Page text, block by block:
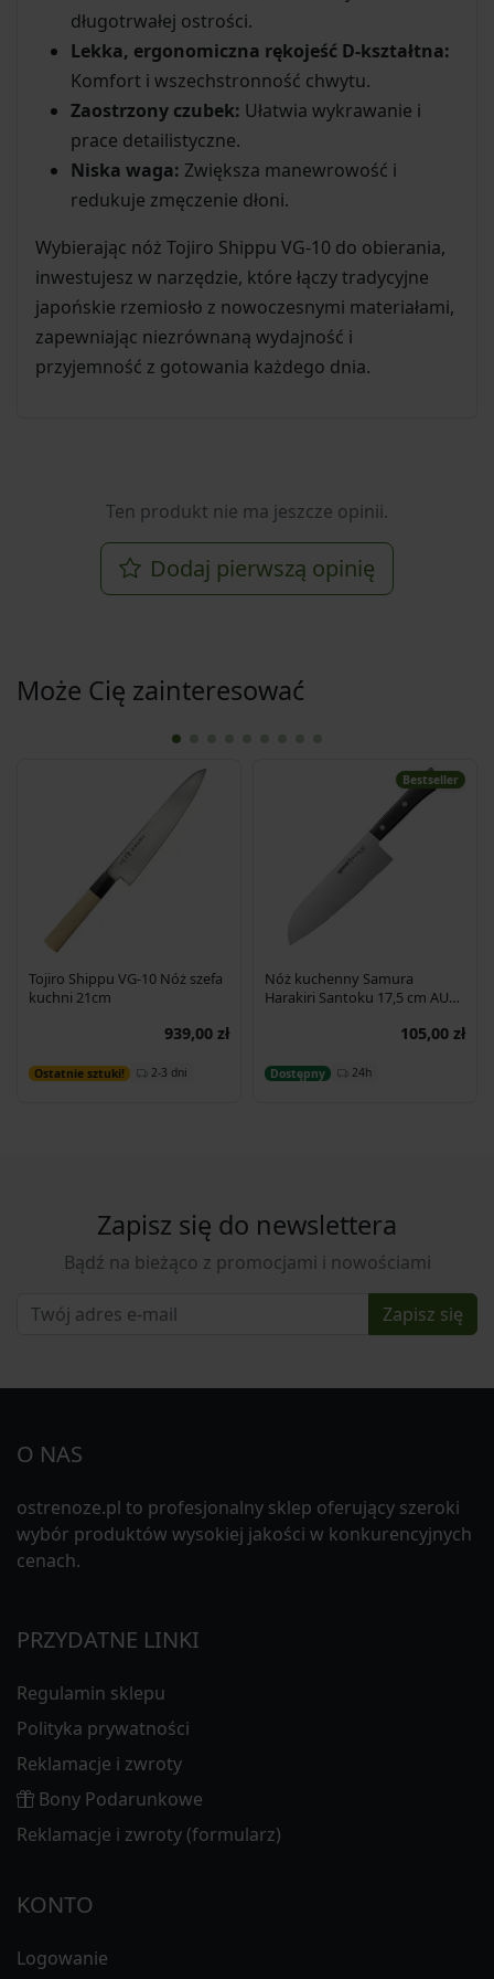
długotrwałej ostrości.
Lekka, ergonomiczna rękojeść D-kształtna:
Komfort i wszechstronność chwytu.
Zaostrzony czubek: Ułatwia wykrawanie i
prace detailistyczne.
Niska waga: Zwiększa manewrowość i
redukuje zmęczenie dłoni.
Wybierając nóż Tojiro Shippu VG-10 do obierania,
inwestujesz w narzędzie, które łączy tradycyjne
japońskie rzemiosło z nowoczesnymi materiałami,
zapewniając niezrównaną wydajność i
przyjemność z gotowania każdego dnia.
Ten produkt nie ma jeszcze opinii.
Dodaj pierwszą opinię
Może Cię zainteresować
Tojiro Shippu VG-10 Nóż szefa
kuchni 21cm
939,00 zł
Ostatnie sztuki! 2-3 dni
Dodaj do koszyka
Bestseller
Nóż kuchenny Samura
Harakiri Santoku 17,5 cm AUS-
105,00 zł
Dostępny 24h
Dodaj do koszyka
Zapisz się do newslettera
Bądź na bieżąco z promocjami i nowościami
Zapisz się
O NAS
ostrenoze.pl to profesjonalny sklep oferujący szeroki
wybór produktów wysokiej jakości w konkurencyjnych
cenach.
PRZYDATNE LINKI
Regulamin sklepu
Polityka prywatności
Reklamacje i zwroty
Bony Podarunkowe
Reklamacje i zwroty (formularz)
KONTO
Logowanie